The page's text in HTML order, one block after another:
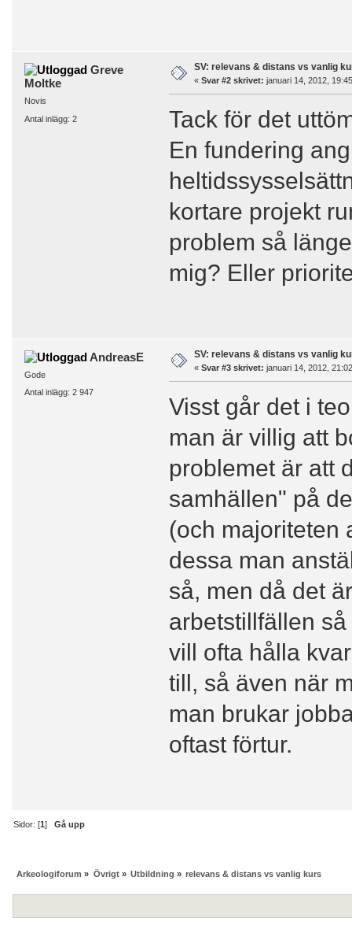
Greve
Moltke
Novis
Antal inlägg: 2
SV: relevans & distans vs vanlig
« Svar #2 skrivet: januari 14, 2012,
Tack för det
En fundering
kortare projekt
problem så
mig? Eller
AndreasE
Gode
Antal inlägg: 2 947
SV: relevans & distans vs vanlig
« Svar #3 skrivet: januari 14, 2012,
Visst går det i
man är villig att
problemet är att
samhällen" på
(och majoriteten
dessa man
så, men då det
arbetstillfällen
vill ofta hålla
till, så även när
man brukar
oftast förtur.
Sidor: [1]Gå upp
Arkeologiforum » Övrigt» Utbildning » relevans & distans vs vanlig kurs